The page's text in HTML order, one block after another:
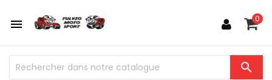
 0
